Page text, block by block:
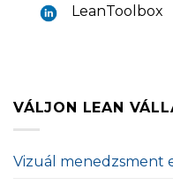
LeanToolbox
VÁLJON LEAN
Vizuál menedzsment